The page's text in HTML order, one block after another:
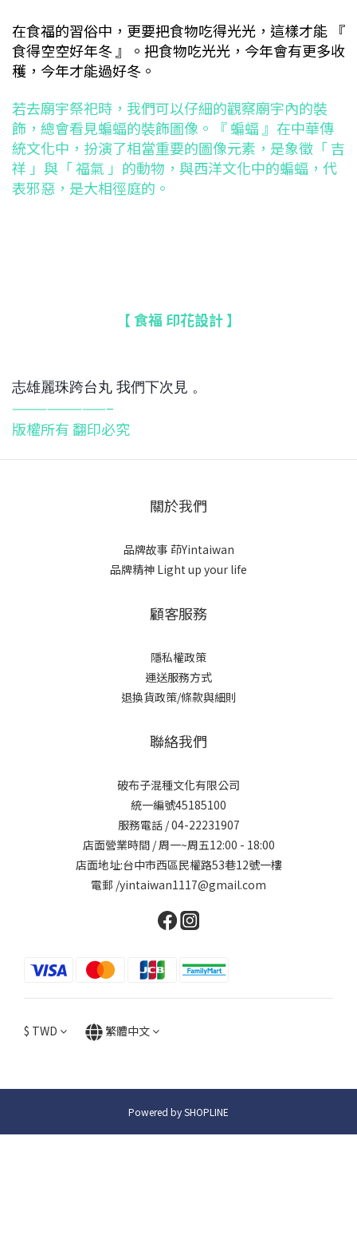
在食福的習俗中，更要把食物吃得光光，這樣才能 『
食得空空好年冬 』。把食物吃光光，今年會有更多收
穫，今年才能過好冬。
若去廟宇祭祀時，我們可以仔細的觀察廟宇內的裝
飾，總會看見蝙蝠的裝飾圖像。
『 蝙蝠 』在中華傳
統文化中，扮演了相當重要的圖像元素，是象徵「 吉
祥 」與「 福氣 」的動物，與西洋文化中的蝙蝠，代
表邪惡，是大相徑庭的。
【 食福 印花設計 】
志雄麗珠跨台丸 我們下次見 。
————————–
版權所有 翻印必究
關於我們
品牌故事 茚Yintaiwan
品牌精神 Light up your life
顧客服務
隱私權政策
運送服務方式
退換貨政策/條款與細則
聯絡我們
破布子混種文化有限公司
統一編號45185100
服務電話 / 04-22231907
店面營業時間 / 周一~周五12:00 - 18:00
店面地址:台中市西區民權路53巷12號一樓
電郵 /yintaiwan1117@gmail.com
$ TWD 繁體中文
Powered by SHOPLINE